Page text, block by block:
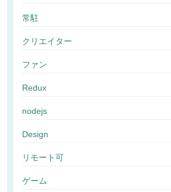
常駐
クリエイター
ファン
Redux
nodejs
Design
リモート可
ゲーム